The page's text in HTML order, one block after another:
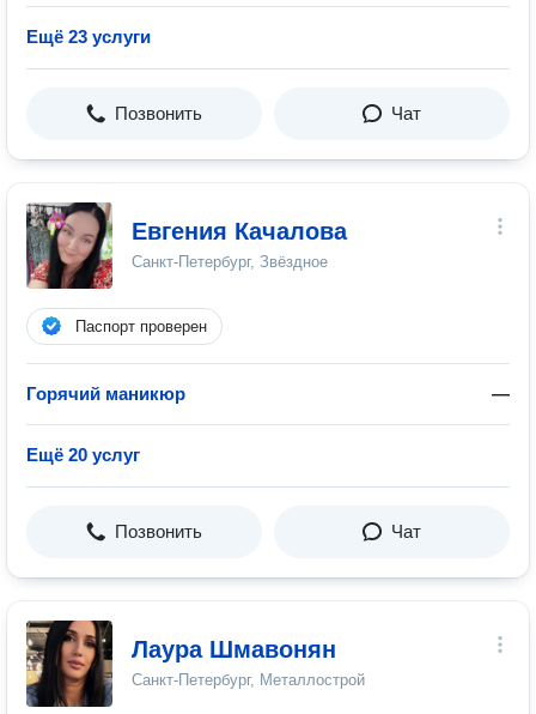
Ещё 23 услуги
Позвонить Чат
Евгения Качалова
Санкт-Петербург, Звёздное
Паспорт проверен
Горячий маникюр —
Ещё 20 услуг
Позвонить Чат
Лаура Шмавонян
Санкт-Петербург, Металлострой